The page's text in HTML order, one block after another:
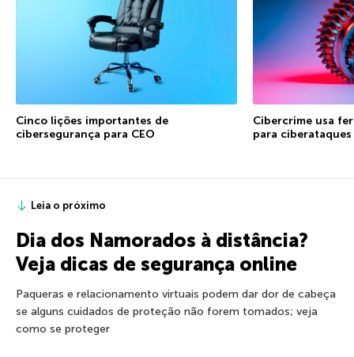
Cinco lições importantes de
cibersegurança para CEO
Cibercrime usa
para ciberataques
Leia o próximo
Dia dos Namorados à distância?
Veja dicas de segurança online
Paqueras e relacionamento virtuais podem dar dor de cabeça
se alguns cuidados de proteção não forem tomados; veja
como se proteger